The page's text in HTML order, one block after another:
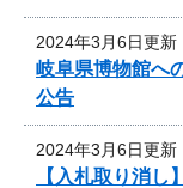
2024年3月6日更新
岐阜県博物館へ
公告
2024年3月6日更新
【入札取り消し